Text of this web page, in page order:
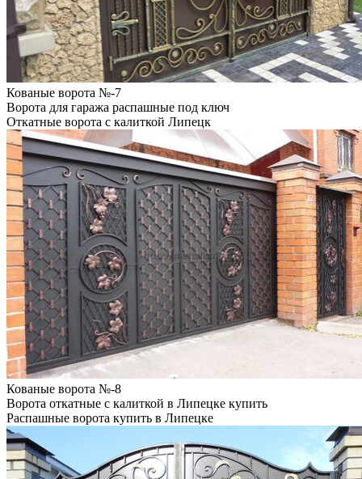
Кованые ворота №-7
Ворота для гаража распашные под ключ
Откатные ворота с калиткой Липецк
Кованые ворота №-8
Ворота откатные с калиткой в Липецке купить
Распашные ворота купить в Липецке